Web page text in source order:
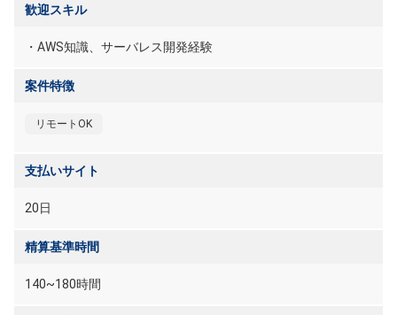
歓迎スキル
・AWS知識、サーバレス開発経験
案件特徴
リモートOK
支払いサイト
20日
精算基準時間
140~180時間